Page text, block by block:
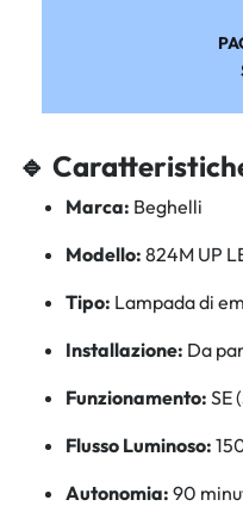
🔹
Marca: Beghelli
Modello: 824M UP
Tipo: Lampada di
Installazione: Da
Funzionamento: SE
Flusso Luminoso:
Autonomia: 90